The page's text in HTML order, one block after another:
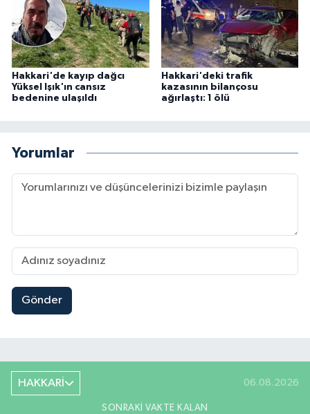
Hakkari'de kayıp dağcı
Yüksel Işık'ın cansız
bedenine ulaşıldı
Hakkari'deki trafik
kazasının bilançosu
ağırlaştı: 1 ölü
Yorumlar
Gönder
HAKKARİ 06.08.2026
SONRAKI VAKTE KALAN